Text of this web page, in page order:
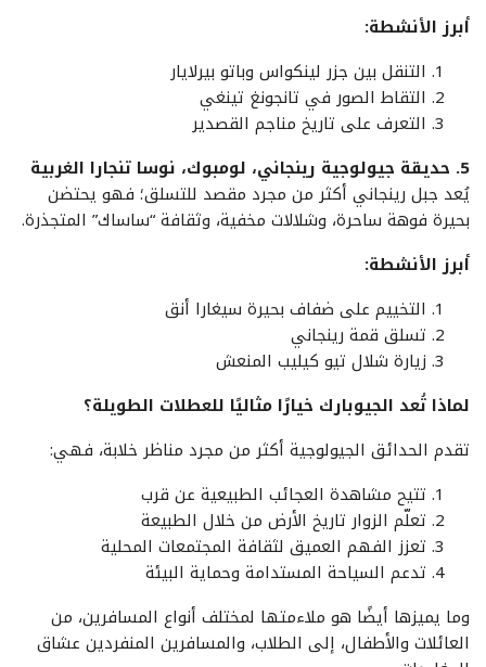
أبرز الأنشطة:
التنقل بين جزر لينكواس وباتو بيرلايار
التقاط الصور في تانجونغ تينغي
التعرف على تاريخ مناجم القصدير
5. حديقة جيولوجية رينجاني، لومبوك، نوسا تنجارا الغربية
يُعد جبل رينجاني أكثر من مجرد مقصد للتسلق؛ فهو يحتضن
بحيرة فوهة ساحرة، وشلالات مخفية، وثقافة “ساساك” المتجذرة.
أبرز الأنشطة:
التخييم على ضفاف بحيرة سيغارا أنق
تسلق قمة رينجاني
زيارة شلال تيو كيليب المنعش
لماذا تُعد الجيوبارك خيارًا مثاليًا للعطلات الطويلة؟
تقدم الحدائق الجيولوجية أكثر من مجرد مناظر خلابة، فهي:
تتيح مشاهدة العجائب الطبيعية عن قرب
تعلّم الزوار تاريخ الأرض من خلال الطبيعة
تعزز الفهم العميق لثقافة المجتمعات المحلية
تدعم السياحة المستدامة وحماية البيئة
وما يميزها أيضًا هو ملاءمتها لمختلف أنواع المسافرين، من
العائلات والأطفال، إلى الطلاب، والمسافرين المنفردين عشاق